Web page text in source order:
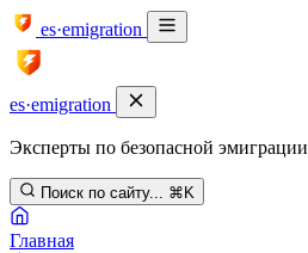
es·emigration
es·emigration
Эксперты по безопасной эмиграции
Поиск по сайту... ⌘K
Главная